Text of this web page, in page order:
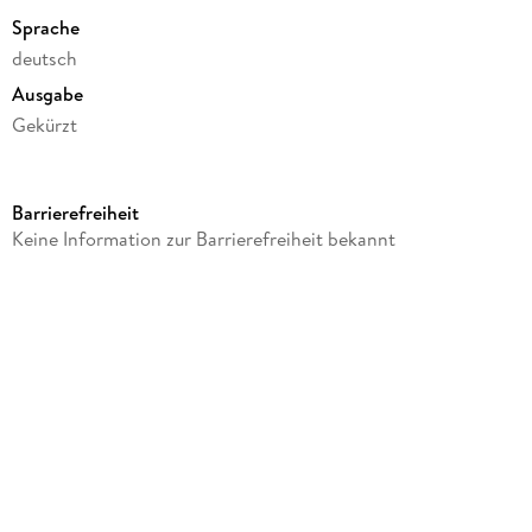
Sprache
deutsch
Ausgabe
Gekürzt
Laufzeit
Barrierefreiheit
Keine Information zur Barrierefreiheit bekannt